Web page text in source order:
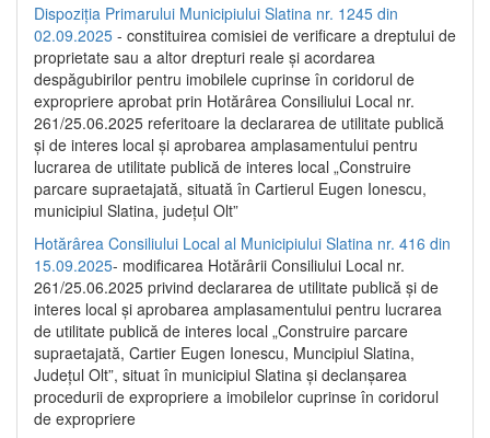
Dispoziția Primarului Municipiului Slatina nr. 1245 din
02.09.2025 - constituirea comisiei de verificare a dreptului de
proprietate sau a altor drepturi reale și acordarea
despăgubirilor pentru imobilele cuprinse în coridorul de
expropriere aprobat prin Hotărârea Consiliului Local nr.
261/25.06.2025 referitoare la declararea de utilitate publică
și de interes local și aprobarea amplasamentului pentru
lucrarea de utilitate publică de interes local „Construire
parcare supraetajată, situată în Cartierul Eugen Ionescu,
municipiul Slatina, județul Olt”
Hotărârea Consiliului Local al Municipiului Slatina nr. 416 din
15.09.2025- modificarea Hotărârii Consiliului Local nr.
261/25.06.2025 privind declararea de utilitate publică și de
interes local și aprobarea amplasamentului pentru lucrarea
de utilitate publică de interes local „Construire parcare
supraetajată, Cartier Eugen Ionescu, Muncipiul Slatina,
Județul Olt”, situat în municipiul Slatina și declanșarea
procedurii de expropriere a imobilelor cuprinse în coridorul
de expropriere